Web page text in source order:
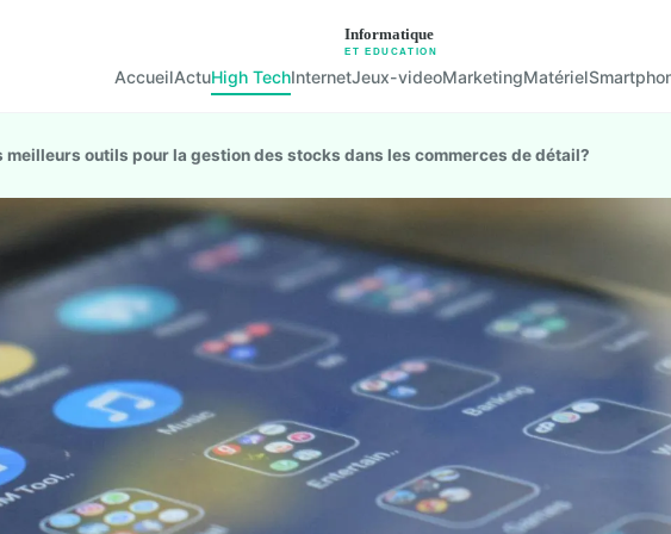
AccueilActuHigh TechInternetJeux-videoMarketingMatériel
meilleurs outils pour la gestion des stocks dans les commerces de détail?